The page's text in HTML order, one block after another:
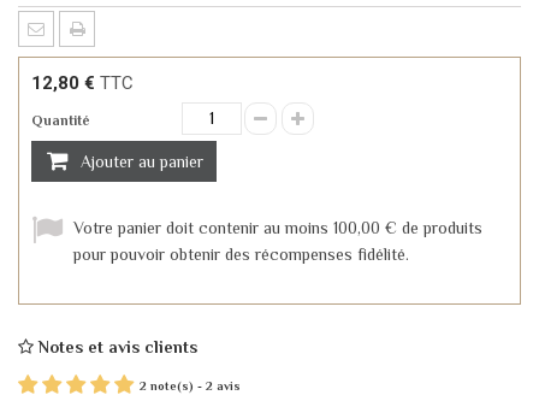
12,80 € TTC
Quantité
Ajouter au panier
Votre panier doit contenir au moins 100,00 € de produits
pour pouvoir obtenir des récompenses fidélité.
Notes et avis clients
2 note(s) - 2 avis